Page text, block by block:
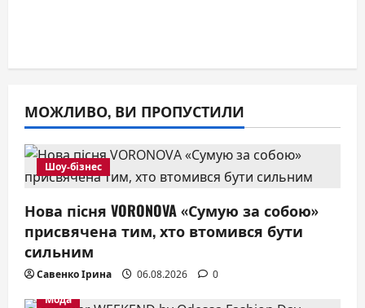
МОЖЛИВО, ВИ ПРОПУСТИЛИ
Шоу-бізнес
Нова пісня VORONOVA «Сумую за собою»
присвячена тим, хто втомився бути
сильним
Савенко Ірина 06.08.2026
0
Мода